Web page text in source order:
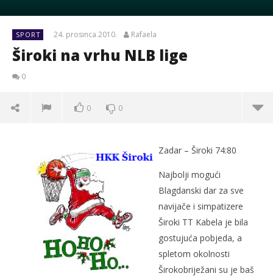
SPORT 24. prosinca 2010. Rafaela
Široki na vrhu NLB lige
0
0 0
Zadar – Široki 74:80
Najbolji mogući
Blagdanski dar za sve
navijače i simpatizere
Široki TT Kabela je bila
gostujuća pobjeda, a
spletom okolnosti
Širokobriježani su je baš